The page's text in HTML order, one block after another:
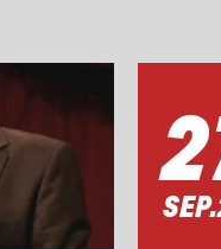
SEP.